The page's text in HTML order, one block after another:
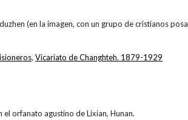
(en la imagen, con un grupo de cristianos
, Vicariato de Changhteh. 1879-1929
orfanato agustino de Lixian, Hunan.